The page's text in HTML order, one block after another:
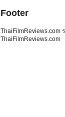
Footer
ThaiFilmReviews.com